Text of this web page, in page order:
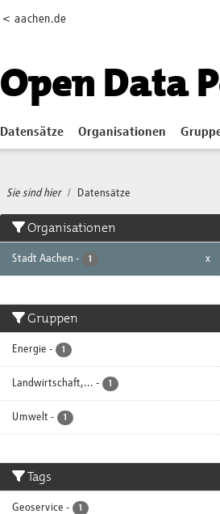
< aachen.de
Open Data
Datensätze Organisationen
Sie sind hier Datensätze
Organisationen
Stadt Aachen - 1 x
Gruppen
Energie - 1
Landwirtschaft,... - 1
Umwelt - 1
Tags
Geoservice - 1